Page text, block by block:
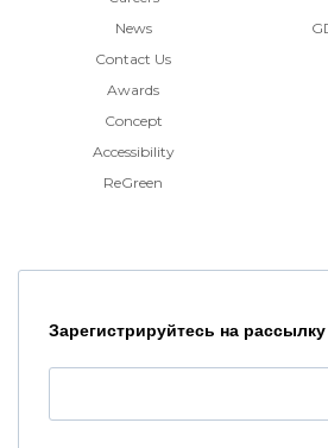
News
Contact Us
Awards
Concept
Accessibility
ReGreen
Зарегистрируйтесь на рассылку